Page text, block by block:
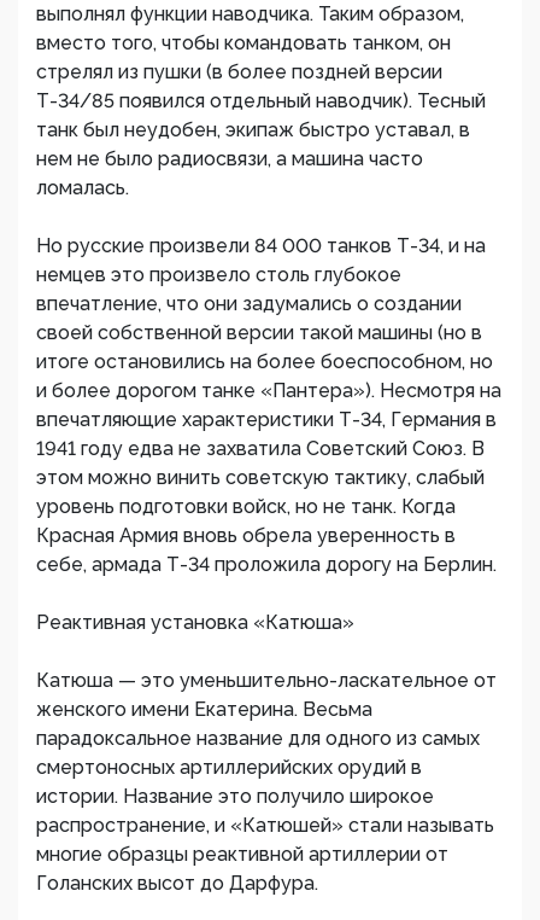
выполнял функции наводчика. Таким образом,
вместо того, чтобы командовать танком, он
стрелял из пушки (в более поздней версии
Т-34/85 появился отдельный наводчик). Тесный
танк был неудобен, экипаж быстро уставал, в
нем не было радиосвязи, а машина часто
ломалась.
Но русские произвели 84 000 танков Т-34, и на
немцев это произвело столь глубокое
впечатление, что они задумались о создании
своей собственной версии такой машины (но в
итоге остановились на более боеспособном, но
и более дорогом танке «Пантера»). Несмотря на
впечатляющие характеристики Т-34, Германия в
1941 году едва не захватила Советский Союз. В
этом можно винить советскую тактику, слабый
уровень подготовки войск, но не танк. Когда
Красная Армия вновь обрела уверенность в
себе, армада Т-34 проложила дорогу на Берлин.
Реактивная установка «Катюша»
Катюша — это уменьшительно-ласкательное от
женского имени Екатерина. Весьма
парадоксальное название для одного из самых
смертоносных артиллерийских орудий в
истории. Название это получило широкое
распространение, и «Катюшей» стали называть
многие образцы реактивной артиллерии от
Голанских высот до Дарфура.